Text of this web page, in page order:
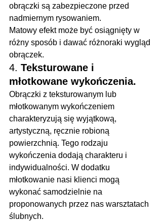
obrączki są zabezpieczone przed
nadmiernym rysowaniem.
Matowy efekt może być osiągnięty w
różny sposób i dawać różnoraki wygląd
obrączek.
4. Teksturowane i
młotkowane wykończenia.
Obrączki z teksturowanym lub
młotkowanym wykończeniem
charakteryzują się wyjątkową,
artystyczną, ręcznie robioną
powierzchnią. Tego rodzaju
wykończenia dodają charakteru i
indywidualności. W dodatku
młotkowanie nasi klienci mogą
wykonać samodzielnie na
proponowanych przez nas warsztatach
ślubnych.